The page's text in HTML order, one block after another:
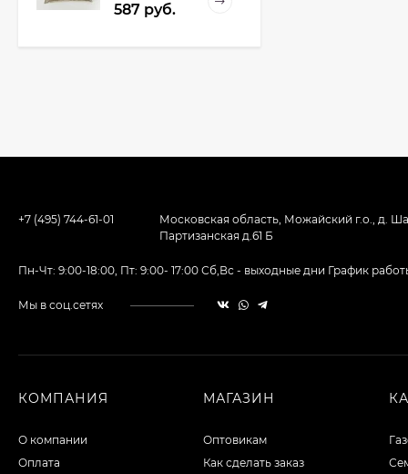
587 руб.
светодиодный для
растений UNIEL с
прищепке. Спектр
для фотосинтеза,
руб.
1 886руб.
светодиодный с
Светильник для
+7 (495) 744-61-01
Московская область, Можайский г.о., д.
Партизанская д.61 Б
Пн-Чт: 9:00-18:00, Пт: 9:00- 17:00 Сб,Вс - выходные дни График
Мы в соц.сетях
КОМПАНИЯ
О компании
Оплата
МАГАЗИН
Оптовикам
Как сделать заказ